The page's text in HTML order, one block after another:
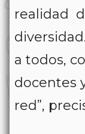
realidad
a todos,
docentes
red”,